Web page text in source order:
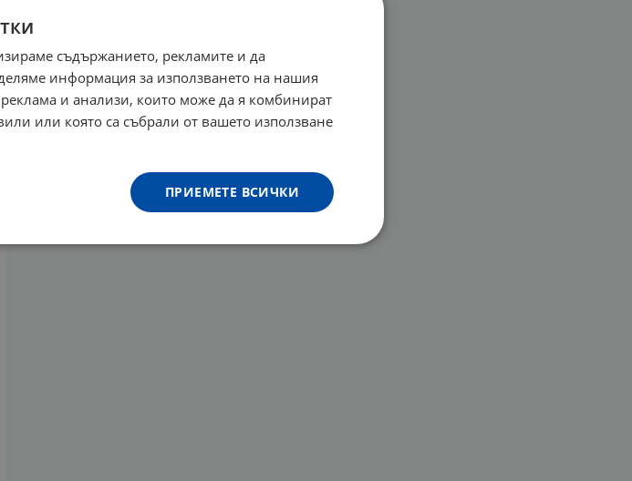
съдържанието, рекламите и да
информация за използването на нашия
и анализи, които може да я комбинират
или която са събрали от вашето използване
ПРИЕМЕТЕ ВСИЧКИ